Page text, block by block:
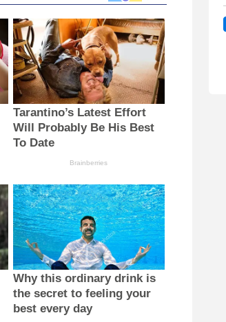
Tarantino’s Latest Effort
Will Probably Be His Best
To Date
Brainberries
Why this ordinary drink is
the secret to feeling your
best every day